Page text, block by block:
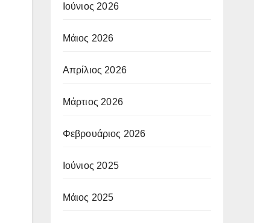
Ιούνιος 2026
Μάιος 2026
Απρίλιος 2026
Μάρτιος 2026
Φεβρουάριος 2026
Ιούνιος 2025
Μάιος 2025